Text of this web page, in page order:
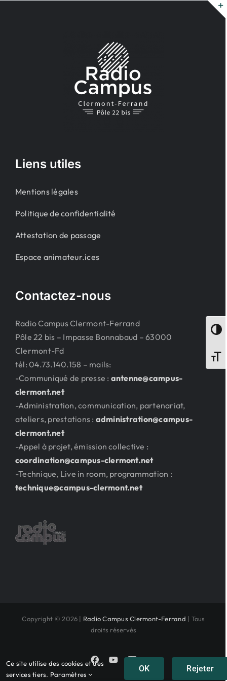
Liens utiles
Mentions légales
Politique de confidentialité
Attestation de passage
Espace animateur.ices
Contactez-nous
Radio Campus Clermont-Ferrand
Pôle 22 bis – Impasse Bonnabaud – 63000
Clermont-Fd
tél: 04.73.140.158 – mails:
-Communiqué de presse : antenne@campus-
clermont.net
-Administration, communication, partenariat,
ateliers, prestations : administration@campus-
clermont.net
-Appel à projet, émission collective :
coordination@campus-clermont.net
-Technique, Live in room, programmation :
technique@campus-clermont.net
Copyright © 2026 | Radio Campus Clermont-Ferrand | Tous
droits réservés
FacebookYouTubeInstagram
Ce site utilise des cookies et des
services tiers. Paramètres
OK Rejeter